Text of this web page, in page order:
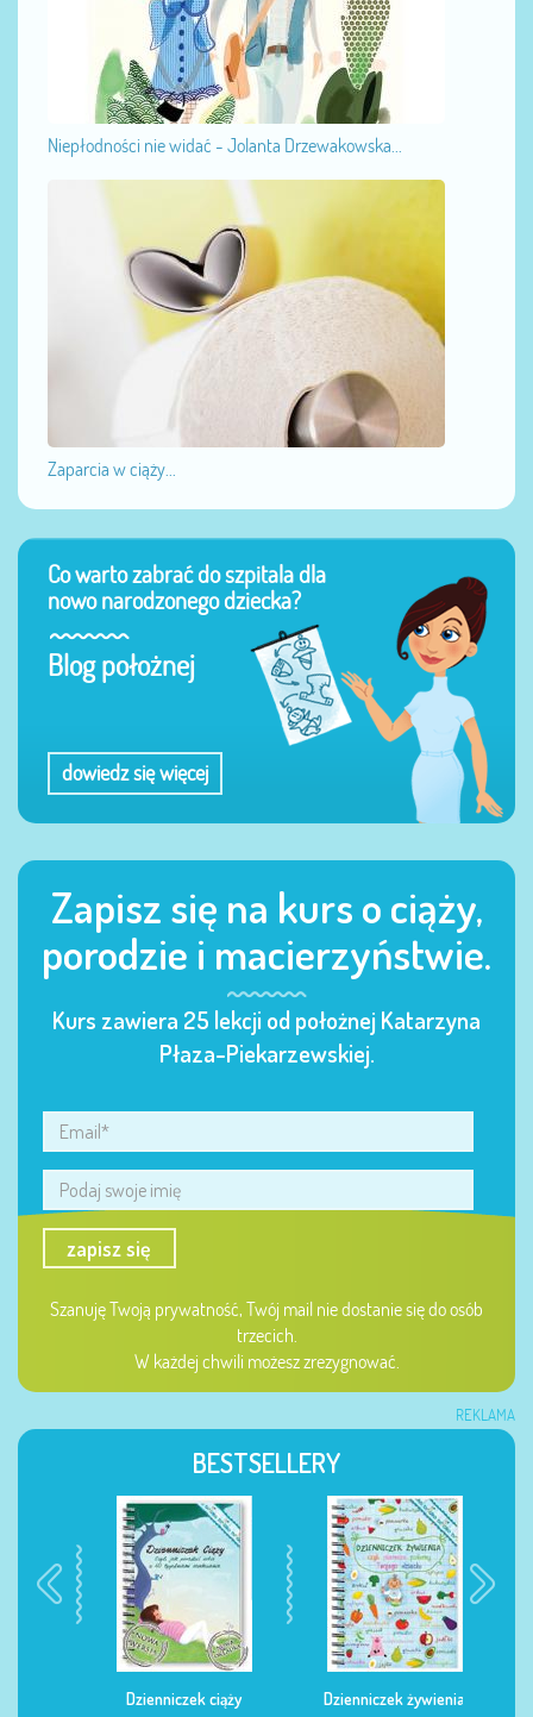
Niepłodności nie widać - Jolanta Drzewakowska...
Zaparcia w ciąży...
Co warto zabrać do szpitala dla
nowo narodzonego dziecka?
Blog położnej
dowiedz się więcej
Zapisz się na kurs o ciąży,
porodzie i macierzyństwie.
Kurs zawiera 25 lekcji od położnej Katarzyna
Płaza-Piekarzewskiej.
zapisz się
Szanuję Twoją prywatność, Twój mail nie dostanie się do osób
trzecich.
W każdej chwili możesz zrezygnować.
REKLAMA
BESTSELLERY
Dzienniczek ciąży Dzienniczek żywienia